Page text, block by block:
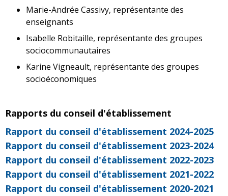
Marie-Andrée Cassivy, représentante des
enseignants
Isabelle Robitaille, représentante des groupes
sociocommunautaires
Karine Vigneault, représentante des groupes
socioéconomiques
Rapports du conseil d'établissement
Rapport du conseil d'établissement 2024-2025
Rapport du conseil d'établissement 2023-2024
Rapport du conseil d'établissement 2022-2023
Rapport du conseil d'établissement 2021-2022
Rapport du conseil d'établissement 2020-2021